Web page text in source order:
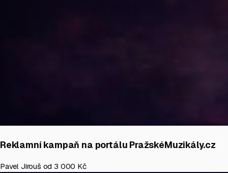
Reklamní kampaň na portálu PražskéMuzikály.cz
Pavel Jirouš od 3 000 Kč